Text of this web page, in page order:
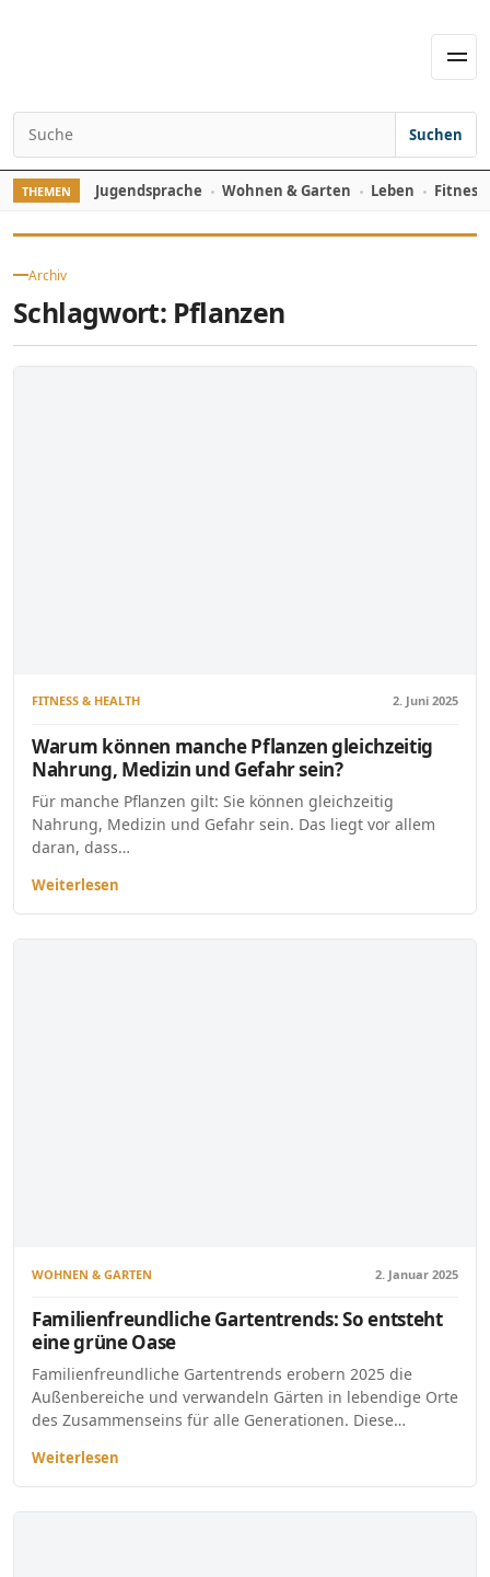
Search for:
Suchen
THEMEN Jugendsprache Wohnen & Garten Leben
Archiv
Schlagwort: Pflanzen
FITNESS & HEALTH 2. Juni 2025
Warum können manche Pflanzen gleichzeitig
Nahrung, Medizin und Gefahr sein?
Für manche Pflanzen gilt: Sie können gleichzeitig
Nahrung, Medizin und Gefahr sein. Das liegt vor allem
daran, dass…
Weiterlesen
WOHNEN & GARTEN 2. Januar 2025
Familienfreundliche Gartentrends: So entsteht
eine grüne Oase
Familienfreundliche Gartentrends erobern 2025 die
Außenbereiche und verwandeln Gärten in lebendige Orte
des Zusammenseins für alle Generationen. Diese…
Weiterlesen